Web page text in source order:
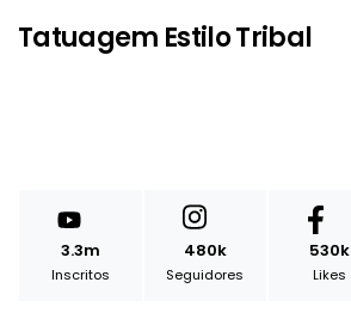
Tatuagem Estilo Tribal
3.3m
Inscritos
480k
Seguidores
530k
Likes